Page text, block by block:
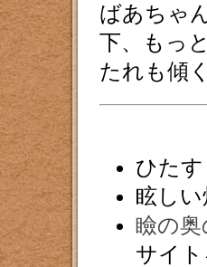
ばあちゃ
下、もっ
たれも傾
ひた
眩し
瞼の奥
サイ